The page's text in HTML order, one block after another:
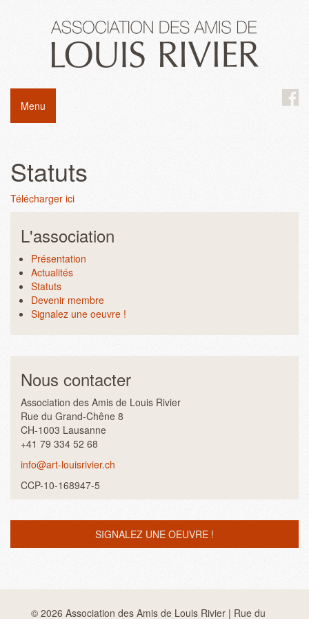
Menu
Statuts
Télécharger ici
L'association
Présentation
Actualités
Statuts
Devenir membre
Signalez une oeuvre !
Nous contacter
Association des Amis de Louis Rivier
Rue du Grand-Chêne 8
CH-1003 Lausanne
+41 79 334 52 68
info@art-louisrivier.ch
CCP-10-168947-5
SIGNALEZ UNE OEUVRE !
© 2026 Association des Amis de Louis Rivier | Rue du